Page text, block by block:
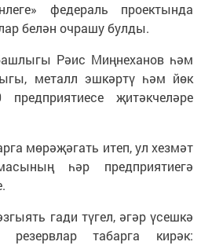
федераль проектында
белән очрашу булды.
Рәис Миңнеханов һәм
металл эшкәртү һәм йөк
җитәкчеләре
мөрәҗәгать итеп, ул хезмәт
һәр предприятиегә
гади түгел, әгәр үсешкә
табарга кирәк: